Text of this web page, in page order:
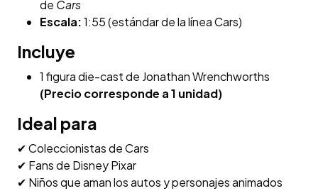
de Cars
Escala:1:55 (estándar de la línea Cars)
Incluye
1 figura die-cast de Jonathan Wrenchworths
(Precio corresponde a 1 unidad)
Ideal para
✔ Coleccionistas de Cars
✔ Fans de Disney Pixar
✔ Niños que aman los autos y personajes animados